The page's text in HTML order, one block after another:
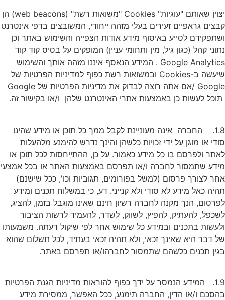
יצוין שאותם "עוגיות" Cookies "משואות רשת" (web beacons) הן
גראפיים זעירים בעלי מזהה ייחודי, המשובצים בדפי אינטרנט
לסייע באיסוף מידע אודות הצפייה והשימוש באתר וכן
קהל (כגון גיל, מין ותחומי עניין) המופקים על בסיס קוד קוד
Google Analytics . המידע הנאסף איננו מזהה אותך והשימוש
שיעשה ב-Cookies ובמשואות רשת כפוף למדיניות הפרטיות של
Google /אם אתה רוצה לבדוק את מדיניות הפרטיות של Google
לעשות כן באמצעות אתרי האינטרנט שלהן ו/או בקישור זה.
1.8. החברה אינה מעוניינת לקבל ממך כל תוכן או מידע שהינו
או מוגן על ידי זכויות כלשהן והינך נדרש להימנע מלהעלות
ולפרסם בו כל מידע כאמור. על כן, ההתייחסות לכל תוכן או
שתמסור לחברה ו/או תפרסם באמצעות האתר או בכל אמצעי
לצורך פרסום (למשל בפורומים, תגוביות וכו', ככל שישנם)
כאל מידע לא סודי ולא קנייני. דע, כי במשלוח תכנים ומידע
הנך מקנה לחברה רשיון חינם שאינו מוגבל בזמן, להציג,
להעתיק, להפיץ, לשווק, לשדר, להעמיד לרשות הציבור
בתכנים ובמידע כל שימוש אחר לפי שיקול דעתה. משמעותו
דבר היא שאינך זכאי, ולא תהיה זכאי בעתיד, לכל תשלום שהוא
תכנים כלשהם שתמסור לחברהו/או תפרסם באתר.
1.9. המידע הנמסר על ידך כפוף להוראות מדיניות הגנת הפרטיות
ו/או הדין, החברה תימנע, ככל האפשר, ממסירת מידע